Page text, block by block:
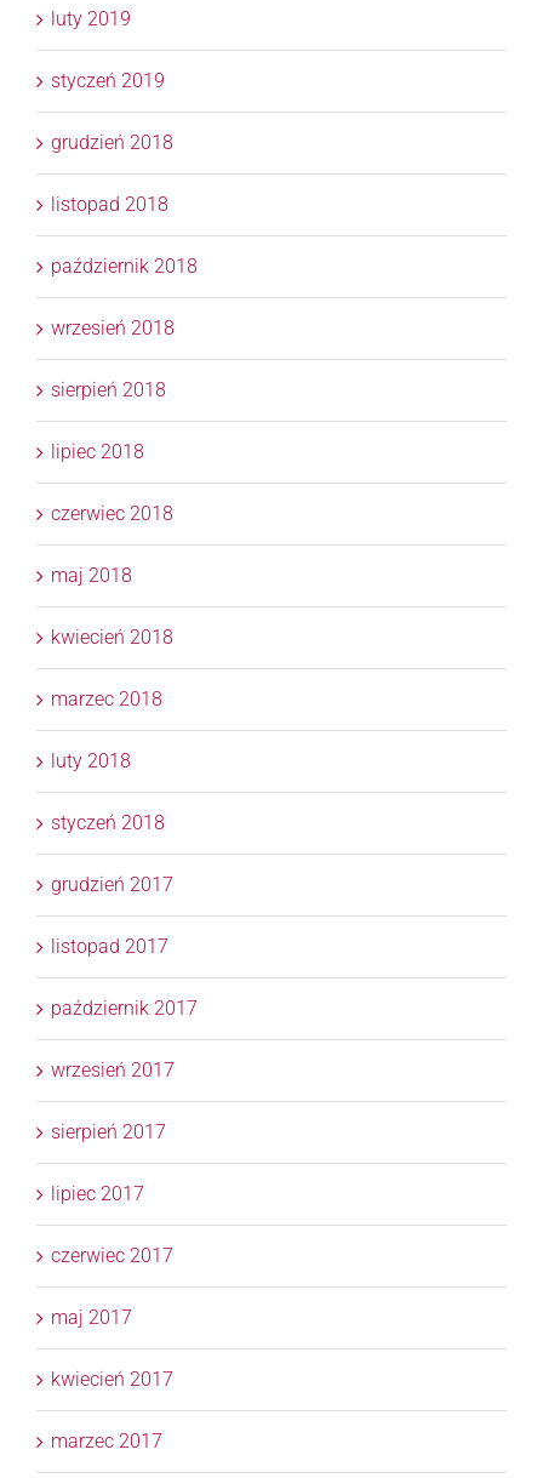
luty 2019
styczeń 2019
grudzień 2018
listopad 2018
październik 2018
wrzesień 2018
sierpień 2018
lipiec 2018
czerwiec 2018
maj 2018
kwiecień 2018
marzec 2018
luty 2018
styczeń 2018
grudzień 2017
listopad 2017
październik 2017
wrzesień 2017
sierpień 2017
lipiec 2017
czerwiec 2017
maj 2017
kwiecień 2017
marzec 2017